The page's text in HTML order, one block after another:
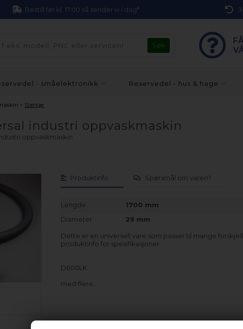
Bestill før kl. 17.00 så sender vi i dag*
- småelektronikk Reservedel - hus & hage
» Slange
industri oppvaskmaskin
oppvaskmaskin
Produktinfo Spørsmål om varen?
Lengde
1700 mm
Diameter
29 mm
Dette er en universell vare som passer til mange
produktinfo for spesifikasjoner.
D600LK
med flere…